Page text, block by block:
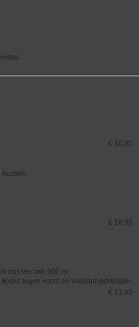
€ 10,95
bussen
€ 18,95
bussen van 500 ml.
tegen vocht en vuilaanhechtingen.
€ 11,95